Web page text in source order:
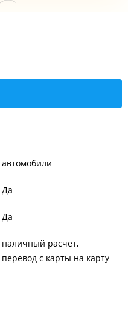
шоссе, 18 стр. 2
автомобили
Да
Да
наличный расчёт
перевод с карты на карту